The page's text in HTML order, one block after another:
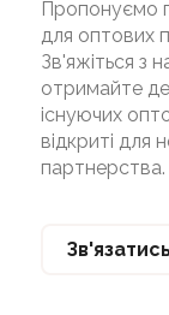
Пропонуємо
для оптових
Зв'яжіться з
отримайте
існуючих
відкриті для
партнерства.